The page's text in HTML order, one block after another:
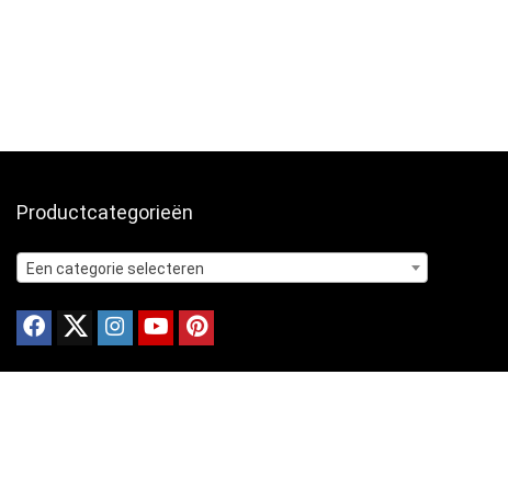
Productcategorieën
Een categorie selecteren